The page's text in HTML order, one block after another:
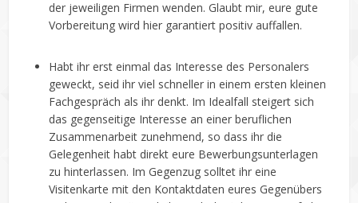
der jeweiligen Firmen wenden. Glaubt mir, eure gute
Vorbereitung wird hier garantiert positiv auffallen.
Habt ihr erst einmal das Interesse des Personalers
geweckt, seid ihr viel schneller in einem ersten kleinen
Fachgespräch als ihr denkt. Im Idealfall steigert sich
das gegenseitige Interesse an einer beruflichen
Zusammenarbeit zunehmend, so dass ihr die
Gelegenheit habt direkt eure Bewerbungsunterlagen
zu hinterlassen. Im Gegenzug solltet ihr eine
Visitenkarte mit den Kontaktdaten eures Gegenübers